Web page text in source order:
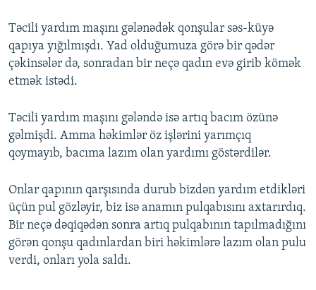
Təcili yardım maşını gələnədək qonşular səs-küyə
qapıya yığılmışdı. Yad olduğumuza görə bir qədər
çəkinsələr də, sonradan bir neçə qadın evə girib kömək
etmək istədi.
Təcili yardım maşını gələndə isə artıq bacım özünə
gəlmişdi. Amma həkimlər öz işlərini yarımçıq
qoymayıb, bacıma lazım olan yardımı göstərdilər.
Onlar qapının qarşısında durub bizdən yardım etdikləri
üçün pul gözləyir, biz isə anamın pulqabısını axtarırdıq.
Bir neçə dəqiqədən sonra artıq pulqabının tapılmadığını
görən qonşu qadınlardan biri həkimlərə lazım olan pulu
verdi, onları yola saldı.